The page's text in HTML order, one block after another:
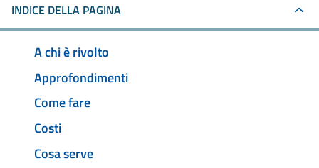
INDICE DELLA PAGINA
A chi è rivolto
Approfondimenti
Come fare
Costi
Cosa serve